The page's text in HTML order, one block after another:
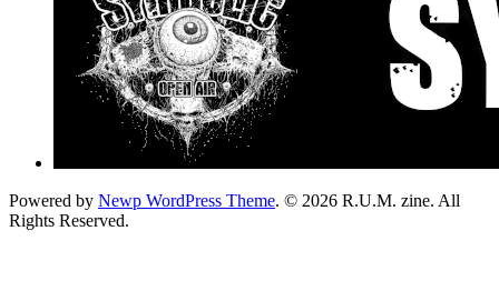
Powered by Newp WordPress Theme. © 2026 R.U.M. zine. All
Rights Reserved.